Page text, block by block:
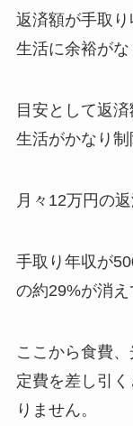
返済額が手取
生活に余裕がな
目安として返
生活がかなり制
月々12万円の
手取り年収が
の約29%が消え
ここから食費
定費を差し引
りません。